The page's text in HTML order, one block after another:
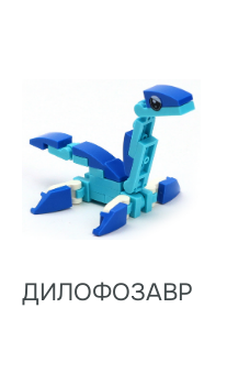
ДИЛОФОЗАВР